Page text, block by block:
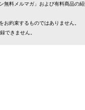
無料メルマガ」および有料商品の
お約束するものではありません。
できません。